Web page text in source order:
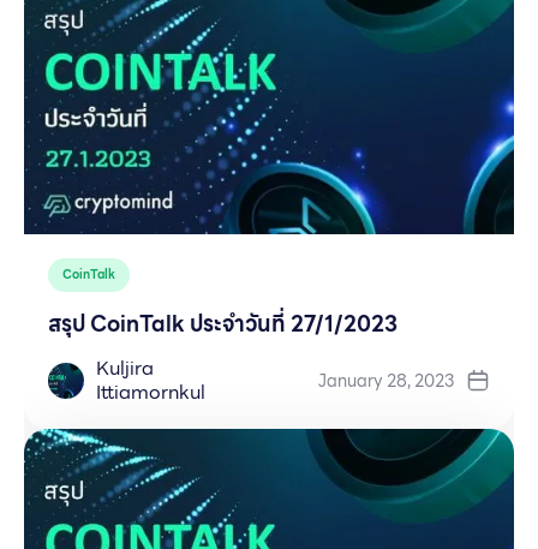
CoinTalk
สรุป CoinTalk ประจำวันที่ 27/1/2023
Kuljira
Ittiamornkul
January 28, 2023